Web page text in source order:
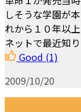
しそうな学園が
れから１０年以
ネットで最近知
Good (1)
2009/10/20